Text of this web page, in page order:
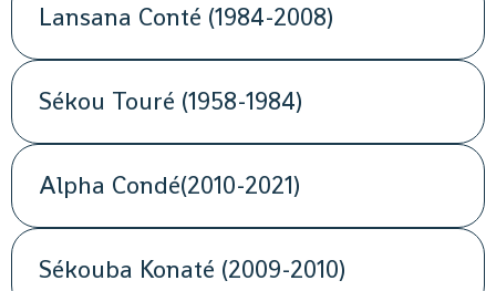
Lansana Conté (1984-2008)
Sékou Touré (1958-1984)
Alpha Condé(2010-2021)
Sékouba Konaté (2009-2010)